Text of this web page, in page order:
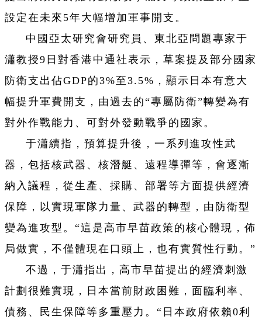
設定在未來5年大幅增加軍事開支。
中國亞太研究會研究員、東北亞問題專家于
瀟教授9日對香港中通社表示，草案提及部分國家
防衛支出佔GDP的3%至3.5%，顯示日本有意大
幅提升軍費開支，由過去的“專屬防衛”轉變為有
對外作戰能力、可對外發動戰爭的國家。
于瀟續指，預算提升後，一系列進攻性武
器，包括核武器、核潛艇、遠程導彈等，會逐漸
納入議程，從生產、採購、部署等方面提供經濟
保障，以實現軍隊力量、武器的轉型，由防衛型
變為進攻型。“這是高市早苗政策的核心體現，佈
局做實，不僅體現在口頭上，也有實質性行動。”
不過，于瀟指出，高市早苗提出的經濟刺激
計劃很難實現，日本當前財政困難，面臨利率、
債務、民生保障等多重壓力。“日本政府依賴0利